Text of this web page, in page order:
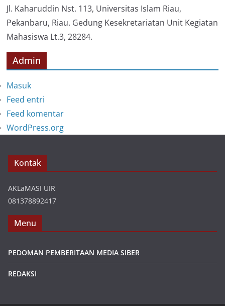
i
Jl. Kaharuddin Nst. 113, Universitas Islam Riau,
Pekanbaru, Riau. Gedung Kesekretariatan Unit Kegiatan
Mahasiswa Lt.3, 28284.
Admin
Masuk
Feed entri
Feed komentar
WordPress.org
Kontak
AKLaMASI UIR
081378892417
Menu
PEDOMAN PEMBERITAAN MEDIA SIBER
REDAKSI